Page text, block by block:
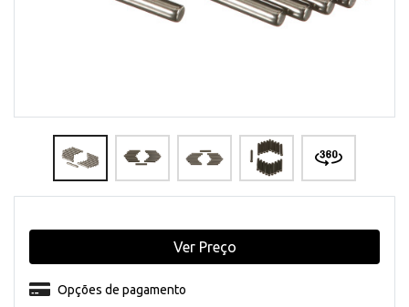
Opções de pagamento
Ver Preço